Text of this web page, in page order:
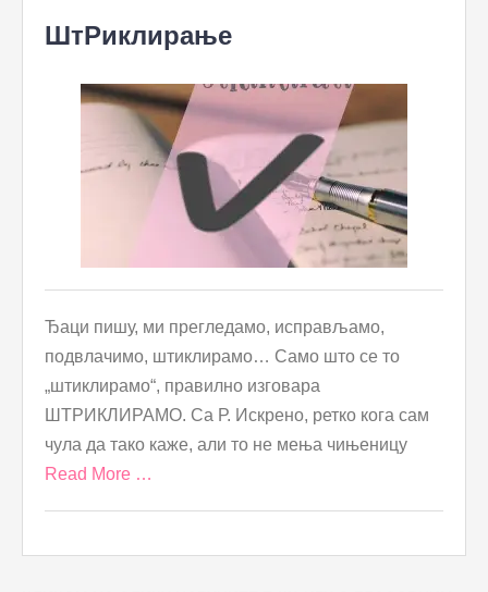
ШтРиклирање
Ђаци пишу, ми прегледамо, исправљамо,
подвлачимо, штиклирамо… Само што се то
„штиклирамо“, правилно изговара
ШТРИКЛИРАМО. Са Р. Искрено, ретко кога сам
чула да тако каже, али то не мења чињеницу
Read More …